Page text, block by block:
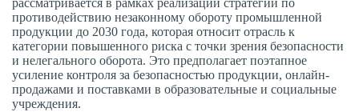
рассматривается в рамках реализации стратегии по
противодействию незаконному обороту промышленной
продукции до 2030 года, которая относит отрасль к
категории повышенного риска с точки зрения безопасности
и нелегального оборота. Это предполагает поэтапное
усиление контроля за безопасностью продукции, онлайн-
продажами и поставками в образовательные и социальные
учреждения.